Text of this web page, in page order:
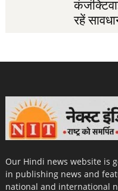
रहें
Our Hindi news website is
in publishing news and
national and international